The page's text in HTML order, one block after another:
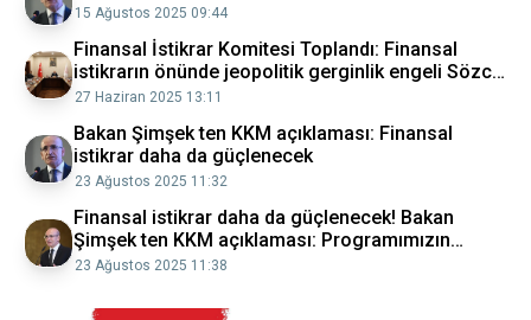
15 Ağustos 2025 09:44
Finansal İstikrar Komitesi Toplandı: Finansal
istikrarın önünde jeopolitik gerginlik engeli Sözcü
Gazetesi
27 Haziran 2025 13:11
Bakan Şimşek ten KKM açıklaması: Finansal
istikrar daha da güçlenecek
23 Ağustos 2025 11:32
Finansal istikrar daha da güçlenecek! Bakan
Şimşek ten KKM açıklaması: Programımızın
önemli hedeflerinden birine daha ulaştık
23 Ağustos 2025 11:38